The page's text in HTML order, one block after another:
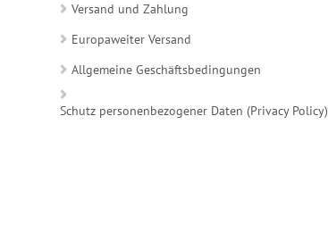
Versand und Zahlung
Europaweiter Versand
Allgemeine Geschäftsbedingungen
Schutz personenbezogener Daten (Privacy Policy)